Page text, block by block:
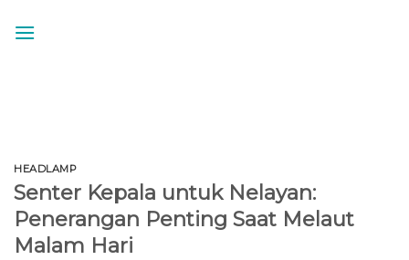
HEADLAMP
Senter Kepala untuk Nelayan:
Penerangan Penting Saat Melaut
Malam Hari